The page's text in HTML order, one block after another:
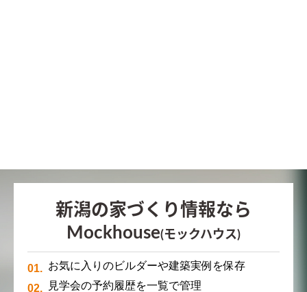
新潟の家づくり情報なら
Mockhouse(モックハウス)
お気に入りのビルダーや建築実例を保存
見学会の予約履歴を一覧で管理